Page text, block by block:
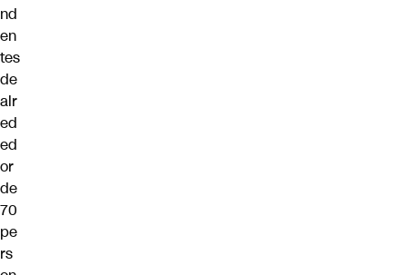
nd
en
tes
de
alr
ed
ed
or
de
70
pe
rs